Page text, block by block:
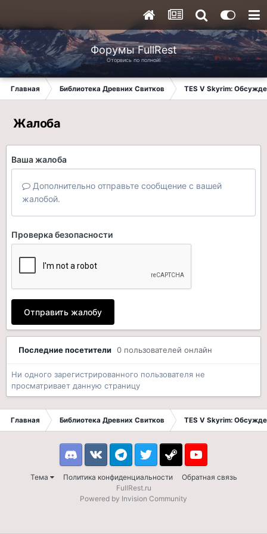
Форумы FullRest
Оторвись по полной!
Главная Библиотека Древних Свитков TES V Skyrim:
Жалоба
Ваша жалоба
Дополнительно отправьте сообщение с вашей
жалобой.
Проверка безопасности
Отправить жалобу
Последние посетители 0 пользователей онлайн
Ни одного зарегистрированного пользователя не
просматривает данную страницу
Главная Библиотека Древних Свитков TES V Skyrim:
Тема Политика конфиденциальности Обратная связь
DiscordVK TelegramTwitter Steam Youtube
FullRest.ru
Powered by Invision Community